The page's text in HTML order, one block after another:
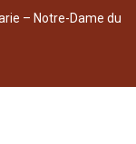
– Notre-Dame du